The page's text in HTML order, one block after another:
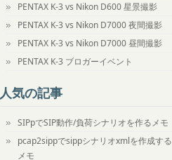
PENTAX K-3 vs Nikon D600 星景撮影
PENTAX K-3 vs Nikon D7000 夜間撮影
PENTAX K-3 vs Nikon D7000 昼間撮影
PENTAX K-3 ブロガーイベント
人気の記事
SIPpでSIP動作/負荷シナリオを作るメモ
pcap2sippでsippシナリオxmlを作成する
メモ